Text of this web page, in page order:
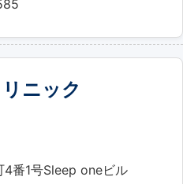
ニック
4番1号Sleep oneビル